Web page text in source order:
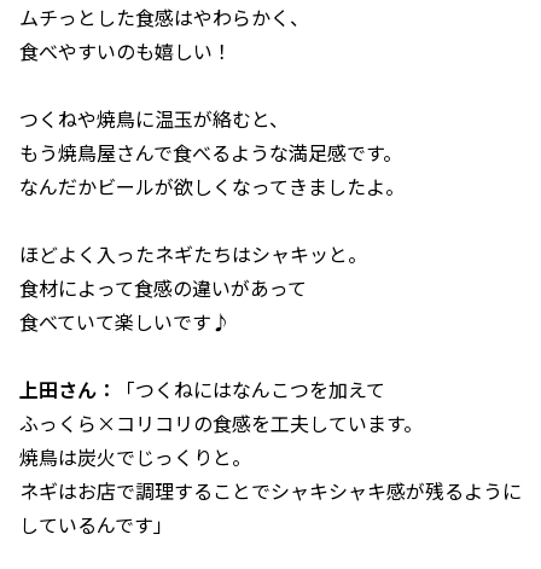
ムチっとした食感はやわらかく、
食べやすいのも嬉しい！
つくねや焼鳥に温玉が絡むと、
もう焼鳥屋さんで食べるような満足感です。
なんだかビールが欲しくなってきましたよ。
ほどよく入ったネギたちはシャキッと。
食材によって食感の違いがあって
食べていて楽しいです♪
上田さん：
「つくねにはなんこつを加えて
ふっくら×コリコリの食感を工夫しています。
焼鳥は炭火でじっくりと。
ネギはお店で調理することでシャキシャキ感が残るように
しているんです」